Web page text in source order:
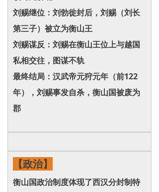
刘赐继位：刘勃徙封后，刘赐（刘长
第三子）被立为衡山王
刘赐谋反：刘赐在衡山王位上与越国
私相交往，图谋不轨
最终结局：汉武帝元狩元年（前122
年），刘赐事发自杀，衡山国被废为
郡
【政治】
衡山国政治制度体现了西汉分封制特